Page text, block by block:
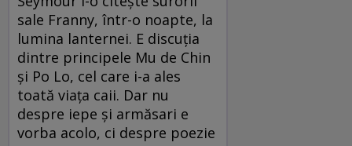
sale Franny, într-o noapte, la
lumina lanternei. E discuţia
dintre principele Mu de Chin
şi Po Lo, cel care i-a ales
toată viaţa caii. Dar nu
despre iepe şi armăsari e
vorba acolo, ci despre poezie